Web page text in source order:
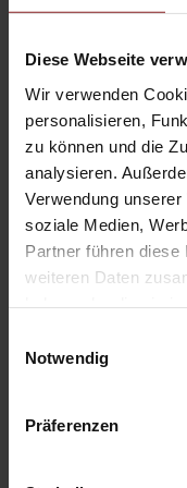
Diese Webseite
Wir verwenden
personalisieren,
zu können und die
analysieren.
Verwendung
soziale Medien,
Partner führen
weiteren Daten
Notwendig
Präferenzen
20.04.2022
Coaching